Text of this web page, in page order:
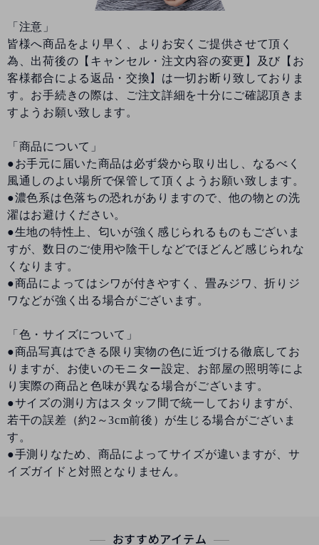
「注意」
皆様へ商品をより早く、よりお安くご提供させて頂く
為、出荷後の【キャンセル・注文内容の変更】及び【お
客様都合による返品・交換】は一切お断り致しておりま
す。お手続きの際は、ご注文詳細を十分にご確認頂きま
すようお願い致します。
「商品について」
●お手元に届いた商品は必ず袋から取り出し、なるべく
風通しのよい場所で保管して頂くようお願い致します。
●濃色系は色落ちの恐れがありますので、他の物との洗
濯はお避けください。
●生地の特性上、匂いが強く感じられるものもございま
すが、数日のご使用や陰干しなどでほどんど感じられな
くなります。
●商品によってはシワが付きやすく、畳みジワ、折りジ
ワなどが強く出る場合がございます。
「色・サイズについて」
●商品写真はできる限り実物の色に近づける徹底してお
りますが、お使いのモニター設定、お部屋の照明等によ
り実際の商品と色味が異なる場合がございます。
●サイズの測り方はスタッフ間で統一しておりますが、
若干の誤差（約2～3cm前後）が生じる場合がございま
す。
●手測りなため、商品によってサイズが違いますが、サ
イズガイドと対照となりません。
おすすめアイテム